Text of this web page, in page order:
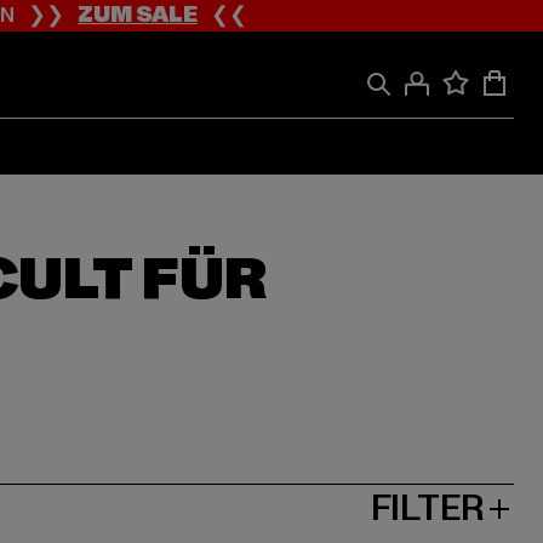
❯❯ZUM SALE❮❮
FÜR
FILTER